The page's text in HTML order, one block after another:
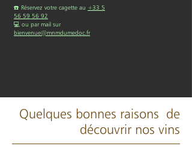
☎️ Réservez votre cagette au +33 5
56 59 56 92
💻 ou par mail sur
bienvenue@mnmdumedoc.fr
Quelques bonnes raisons de
découvrir nos vins